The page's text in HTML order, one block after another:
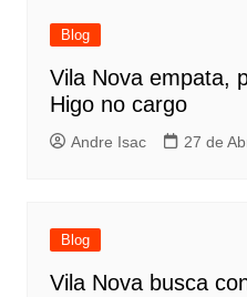
Blog
Vila Nova empata,
Higo no cargo
Andre Isac 27 de
Blog
Vila Nova busca